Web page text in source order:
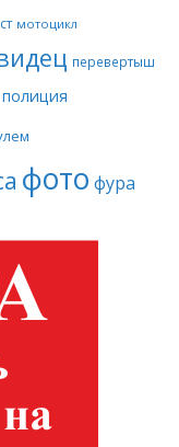
мотоцикл
перевертыш
полиция
фото фура